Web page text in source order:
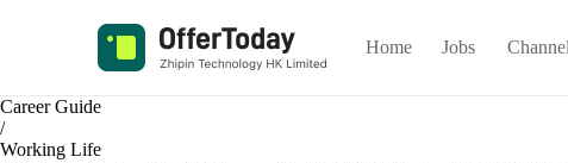
Home Jobs
Career Guide
/
Working Life